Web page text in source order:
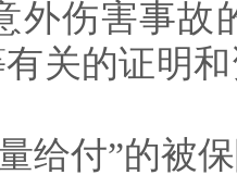
外伤害事故
关的证明
给付”的被